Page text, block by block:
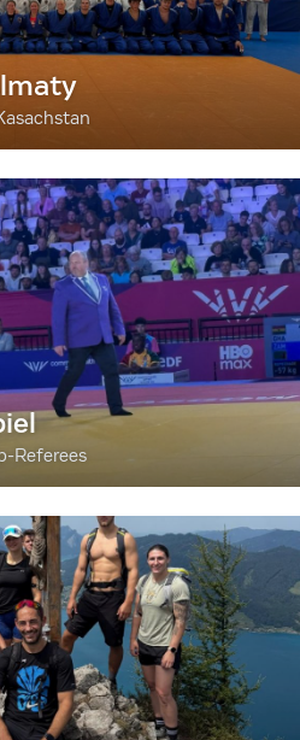
Referees